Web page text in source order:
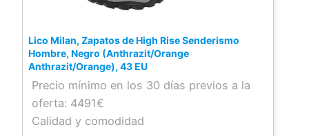
Lico Milan, Zapatos de High Rise Senderismo
Hombre, Negro (Anthrazit/Orange
Anthrazit/Orange), 43 EU
Precio mínimo en los 30 días previos a la
oferta: 4491€
Calidad y comodidad